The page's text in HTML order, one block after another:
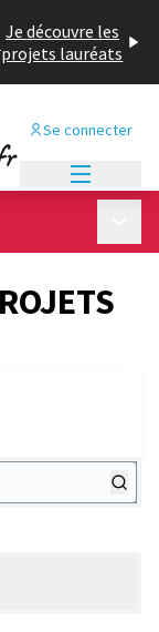
Je découvre les
projets lauréats
Se connecter